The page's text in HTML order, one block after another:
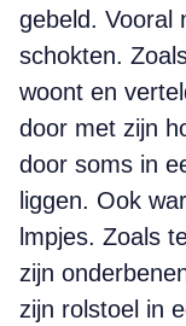
gebeld. Vooral
schokten.
woont en
door met zijn
door soms in
liggen. Ook
lmpjes. Zoals
zijn
zijn rolstoel in